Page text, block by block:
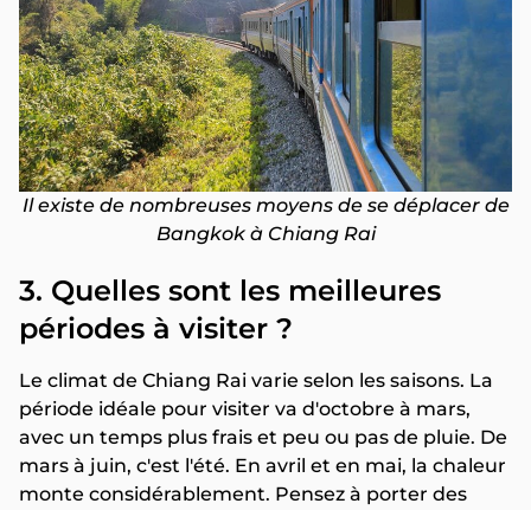
Il existe de nombreuses moyens de se déplacer de
Bangkok à Chiang Rai
3. Quelles sont les meilleures
périodes à visiter ?
Le climat de Chiang Rai varie selon les saisons. La
période idéale pour visiter va d'octobre à mars,
avec un temps plus frais et peu ou pas de pluie. De
mars à juin, c'est l'été. En avril et en mai, la chaleur
monte considérablement. Pensez à porter des